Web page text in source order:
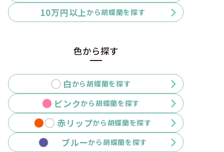
10万円以上から胡蝶蘭を探す
色から探す
白から胡蝶蘭を探す
ピンクから胡蝶蘭を探す
赤リップから胡蝶蘭を探す
ブルーから胡蝶蘭を探す